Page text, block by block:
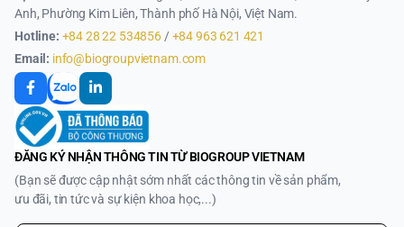
Anh, Phường Kim Liên, Thành phố Hà Nội, Việt Nam.
Hotline: +84 28 22 534856/+84 963 621 421
Email: info@biogroupvietnam.com
ĐĂNG KÝ NHẬN THÔNG TIN TỪ BIOGROUP VIETNAM
(Bạn sẽ được cập nhật sớm nhất các thông tin về sản phẩm,
ưu đãi, tin tức và sự kiện khoa học,...)